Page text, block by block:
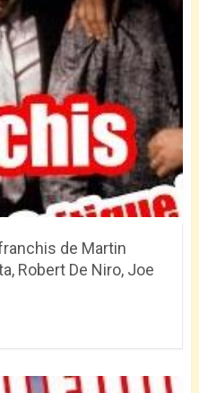
de Martin
Robert De Niro, Joe